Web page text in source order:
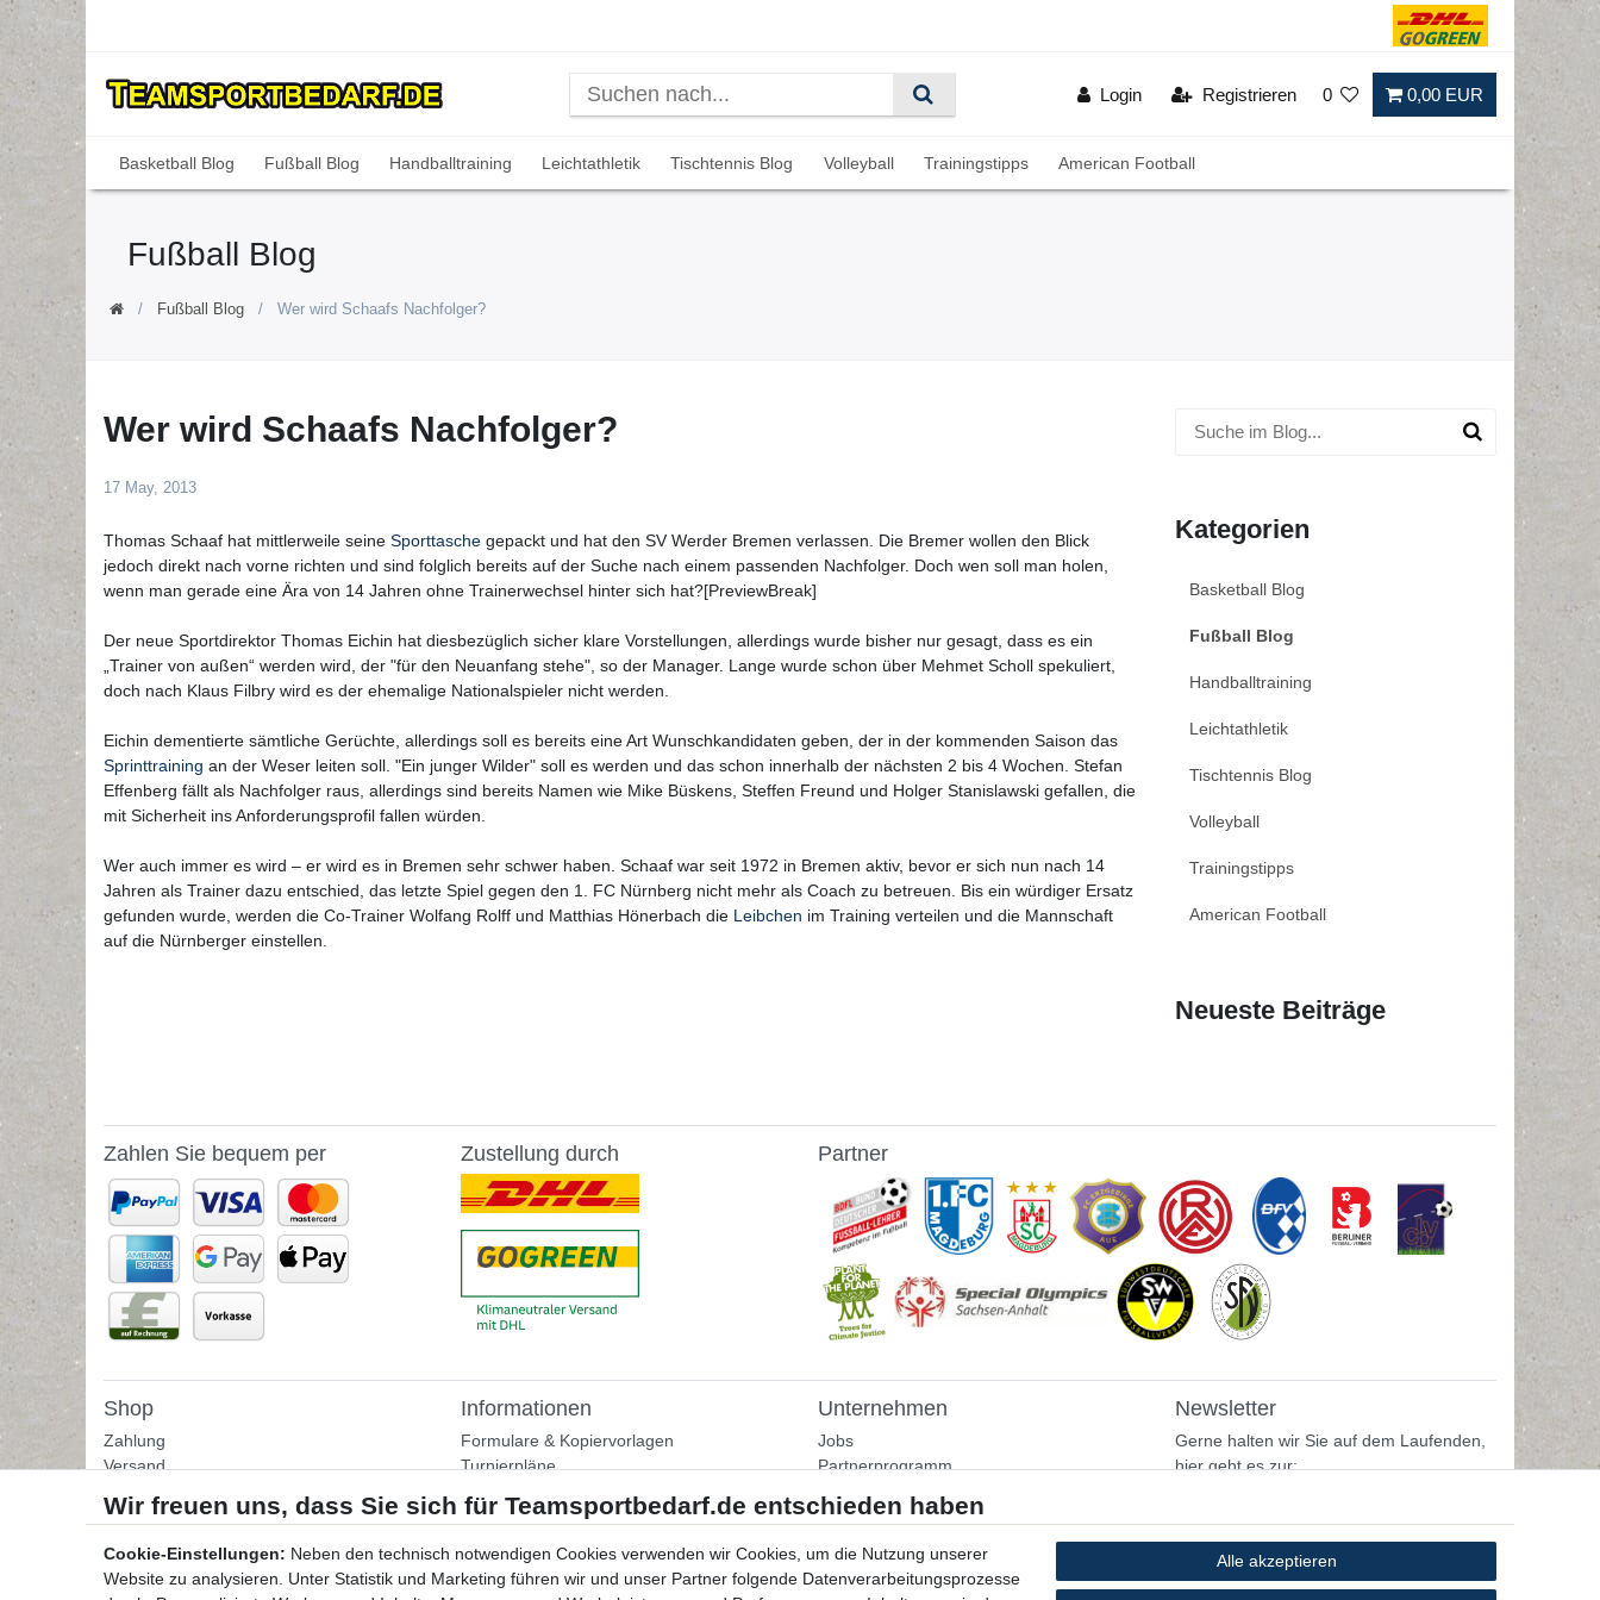
Login Registrieren 0 0,00 EUR
Basketball Blog Fußball Blog Handballtraining Leichtathletik Tischtennis Blog Volleyball Trainingstipps American Football
Fußball Blog
Fußball Blog Wer wird Schaafs Nachfolger?
Wer wird Schaafs Nachfolger?
17 May, 2013
Thomas Schaaf hat mittlerweile seine Sporttasche gepackt und hat den SV Werder Bremen verlassen. Die Bremer wollen den Blick
jedoch direkt nach vorne richten und sind folglich bereits auf der Suche nach einem passenden Nachfolger. Doch wen soll man holen,
wenn man gerade eine Ära von 14 Jahren ohne Trainerwechsel hinter sich hat?[PreviewBreak]
Der neue Sportdirektor Thomas Eichin hat diesbezüglich sicher klare Vorstellungen, allerdings wurde bisher nur gesagt, dass es ein
„Trainer von außen“ werden wird, der "für den Neuanfang stehe", so der Manager. Lange wurde schon über Mehmet Scholl spekuliert,
doch nach Klaus Filbry wird es der ehemalige Nationalspieler nicht werden.
Eichin dementierte sämtliche Gerüchte, allerdings soll es bereits eine Art Wunschkandidaten geben, der in der kommenden Saison das
Sprinttraining an der Weser leiten soll. "Ein junger Wilder" soll es werden und das schon innerhalb der nächsten 2 bis 4 Wochen. Stefan
Effenberg fällt als Nachfolger raus, allerdings sind bereits Namen wie Mike Büskens, Steffen Freund und Holger Stanislawski gefallen, die
mit Sicherheit ins Anforderungsprofil fallen würden.
Wer auch immer es wird – er wird es in Bremen sehr schwer haben. Schaaf war seit 1972 in Bremen aktiv, bevor er sich nun nach 14
Jahren als Trainer dazu entschied, das letzte Spiel gegen den 1. FC Nürnberg nicht mehr als Coach zu betreuen. Bis ein würdiger Ersatz
gefunden wurde, werden die Co-Trainer Wolfang Rolff und Matthias Hönerbach die Leibchen im Training verteilen und die Mannschaft
auf die Nürnberger einstellen.
Kategorien
Basketball Blog
Fußball Blog
Handballtraining
Leichtathletik
Tischtennis Blog
Volleyball
Trainingstipps
American Football
Neueste Beiträge
Zahlen Sie bequem per Zustellung durch Partner
Shop
Zahlung
Versand
Helpcenter
Bestellformular
Kontakt
Informationen
Formulare & Kopiervorlagen
Turnierpläne
Tipps & Informationen
Unternehmen
Jobs
Partnerprogramm
Bestellung widerrufen
Datenschutzerklärung
Newsletter
Gerne halten wir Sie auf dem Laufenden,
hier geht es zur:
Cookie-Einstellungen: Neben den technisch notwendigen Cookies verwenden wir Cookies, um die Nutzung unserer
Website zu analysieren. Unter Statistik und Marketing führen wir und unser Partner folgende Datenverarbeitungsprozesse
Alle akzeptieren